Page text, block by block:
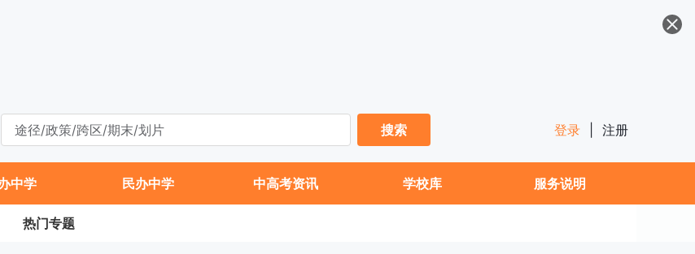
搜索
登录 注册
中学 民办中学 中高考资讯 学校库 服务说明
热门专题